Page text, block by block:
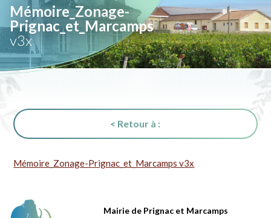
Mémoire_Zonage-
Prignac_et_Marcamps
v3x
< Retour à :
Mémoire_Zonage-Prignac_et_Marcamps v3x
Mairie de Prignac et Marcamps